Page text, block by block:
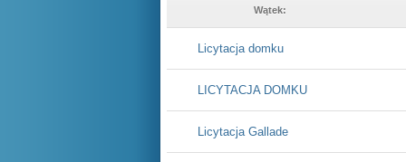
Wątek:
Licytacja domku
LICYTACJA DOMKU
Licytacja Gallade